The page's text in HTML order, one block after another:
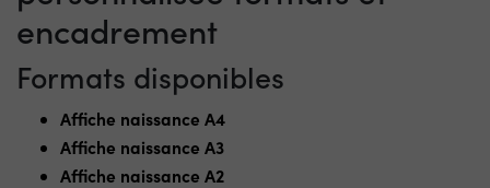
encadrement
Formats disponibles
Affiche naissance A4
Affiche naissance A3
Affiche naissance A2